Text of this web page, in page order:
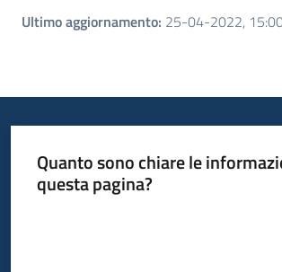
Ultimo aggiornamento: 25-04-2022,
Quanto sono chiare le
questa pagina?